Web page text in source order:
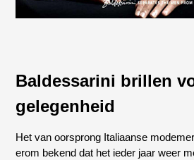
Baldessarini brillen
gelegenheid
Het van oorsprong Italiaanse
erom bekend dat het ieder jaar weer